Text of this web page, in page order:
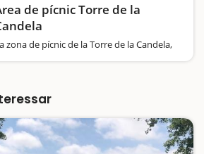
de pícnic Torre de la
zona de pícnic de la Torre de la Candela,
nom, una torre…